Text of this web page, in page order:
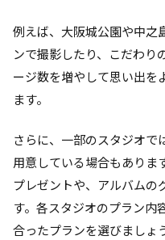
例えば、大阪城公園や中之
ンで撮影したり、こだわり
ージ数を増やして思い出を
ます。
さらに、一部のスタジオで
用意している場合もありま
プレゼントや、アルバムの
す。各スタジオのプラン内
合ったプランを選びましょ